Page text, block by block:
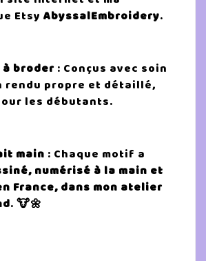
Etsy AbyssalEmbroidery.
broder : Conçus avec soin
rendu propre et détaillé,
les débutants.
main : Chaque motif a
numérisé à la main et
France, dans mon atelier
. 🐮🌼